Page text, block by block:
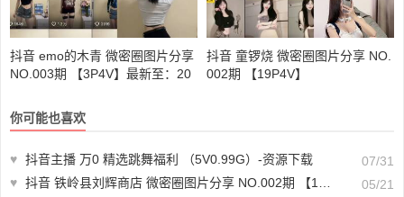
抖音 emo的木青 微密圈图片分享
NO.003期 【3P4V】最新至：20
抖音 童锣烧 微密圈图片分享 NO.
002期 【19P4V】
你可能也喜欢
♥ 抖音主播 万0 精选跳舞福利 （5V0.99G）-资源下载
07/31
♥ 抖音 铁岭县刘辉商店 微密圈图片分享 NO.002期 【13V4P】最新至：2023.8.2
05/21